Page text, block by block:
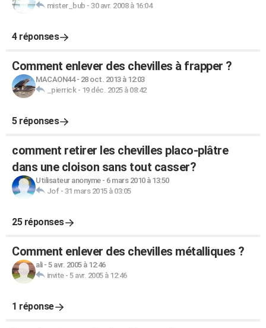
mister_bub - 30 avr. 2008 à 16:04
4 réponses
Comment enlever des chevilles à frapper ?
MACAON44- 28 oct. 2013 à 12:03
_pierrick- 19 déc. 2025 à 08:42
5 réponses
comment retirer les chevilles placo-plâtre
dans une cloison sans tout casser?
Utilisateur anonyme- 6 mars 2010 à 13:50
Jof- 31 mars 2015 à 03:05
25 réponses
Comment enlever des chevilles métalliques ?
ali- 5 avr. 2005 à 12:46
invite- 5 avr. 2005 à 12:46
1 réponse